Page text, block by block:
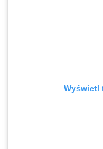
Wyświetl